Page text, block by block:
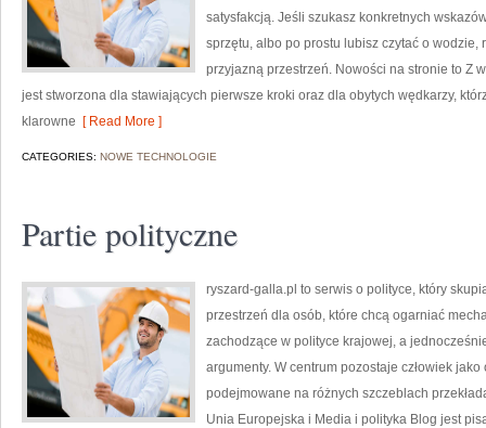
satysfakcją. Jeśli szukasz konkretnych
sprzętu, albo po prostu lubisz czytać o
przyjazną przestrzeń. Nowości na stronie to Z
jest stworzona dla stawiających pierwsze kroki oraz dla obytych wędkarzy,
klarowne [ Read More ]
CATEGORIES: NOWE TECHNOLOGIE
Partie polityczne
ryszard-galla.pl to serwis o polityce, który
przestrzeń dla osób, które chcą ogarniać
zachodzące w polityce krajowej, a
argumenty. W centrum pozostaje człowiek
podejmowane na różnych szczeblach
Unia Europejska i Media i polityka Blog jest